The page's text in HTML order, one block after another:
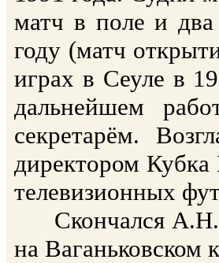
матч в поле и
году (матч
играх в Сеуле в
дальнейшем
секретарём.
директором Кубка
телевизионных
Скончался А.Н.
на Ваганьковском